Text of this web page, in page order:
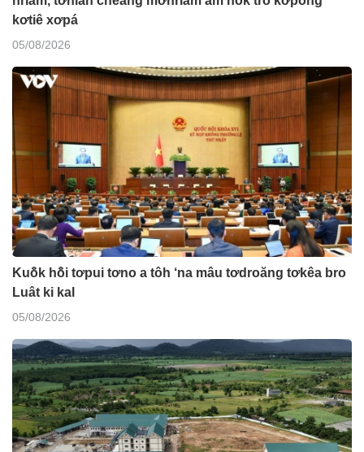
kơtiê xơpá
05/08/2026
Kuô̆k hô̆i tơpui tơno a tôh ‘na mâu tơdroăng tơkêa bro
Luât ki kal
05/08/2026